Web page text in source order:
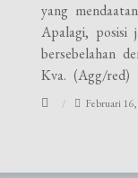
yang
Apalagi, posisi
bersebelahan
Kva. (Agg/red)
Februari